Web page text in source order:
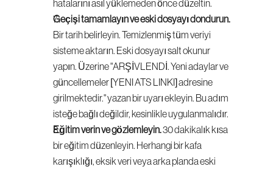
hatalarını asıl yüklemeden önce düzeltin.
Geçişi tamamlayın ve eski dosyayı dondurun.
Bir tarih belirleyin. Temizlenmiş tüm veriyi
sisteme aktarın. Eski dosyayı salt okunur
yapın. Üzerine "ARŞİVLENDİ. Yeni adaylar ve
güncellemeler [YENI ATS LINKI] adresine
girilmektedir." yazan bir uyarı ekleyin. Bu adım
isteğe bağlı değildir, kesinlikle uygulanmalıdır.
Eğitim verin ve gözlemleyin. 30 dakikalık kısa
bir eğitim düzenleyin. Herhangi bir kafa
karışıklığı, eksik veri veya arka planda eski